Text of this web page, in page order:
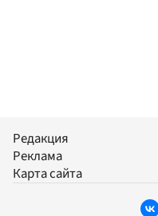
Редакция
Реклама
Карта сайта